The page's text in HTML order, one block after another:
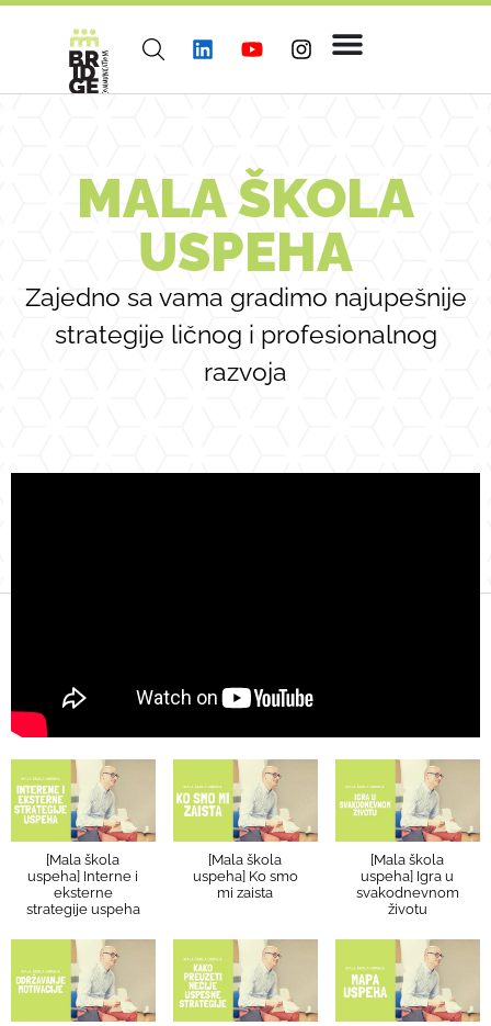
MALA ŠKOLA
USPEHA
Zajedno sa vama gradimo najupešnije
strategije ličnog i profesionalnog
razvoja
[Mala škola
uspeha] Interne i
eksterne
strategije uspeha
[Mala škola
uspeha] Ko smo
mi zaista
[Mala škola
uspeha] Igra u
svakodnevnom
životu